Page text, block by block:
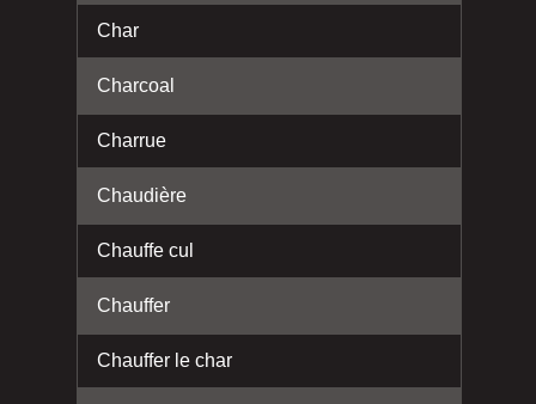
Char
Charcoal
Charrue
Chaudière
Chauffe cul
Chauffer
Chauffer le char